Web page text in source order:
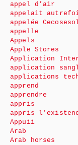
appel d’air
appelait
appelée
appelle
Appels
Apple Stores
Application
application
applications
apprend
apprendre
appris
appris
Appuii
Arab
Arab horses